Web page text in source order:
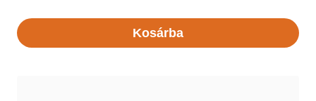
Kosárba